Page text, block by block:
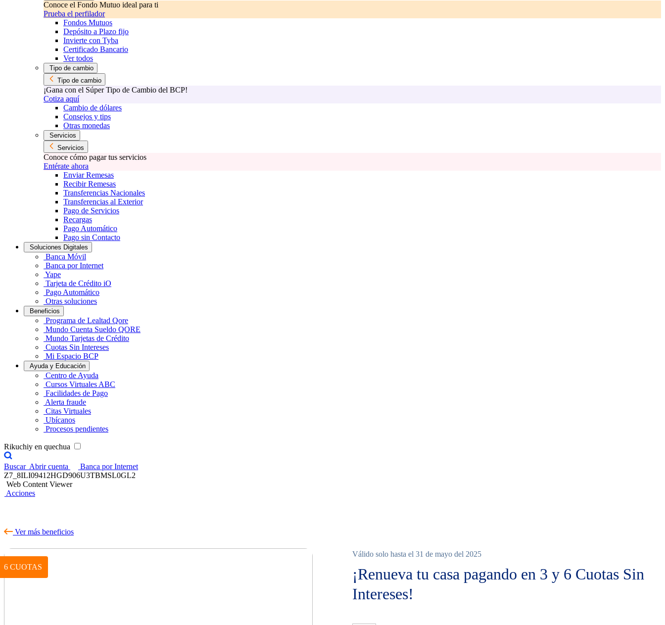
Conoce el Fondo Mutuo ideal para ti
Prueba el perfilador
Fondos Mutuos
Depósito a Plazo fijo
Invierte con Tyba
Certificado Bancario
Ver todos
Tipo de cambio
Tipo de cambio
¡Gana con el Súper Tipo de Cambio del BCP!
Cotiza aquí
Cambio de dólares
Consejos y tips
Otras monedas
Servicios
Servicios
Conoce cómo pagar tus servicios
Entérate ahora
Enviar Remesas
Recibir Remesas
Transferencias Nacionales
Transferencias al Exterior
Pago de Servicios
Recargas
Pago Automático
Pago sin Contacto
Soluciones Digitales
Banca Móvil
Banca por Internet
Yape
Tarjeta de Crédito iO
Pago Automático
Otras soluciones
Beneficios
Programa de Lealtad Qore
Mundo Cuenta Sueldo QORE
Mundo Tarjetas de Crédito
Cuotas Sin Intereses
Mi Espacio BCP
Ayuda y Educación
Centro de Ayuda
Cursos Virtuales ABC
Facilidades de Pago
Alerta fraude
Citas Virtuales
Ubícanos
Procesos pendientes
Rikuchiy en quechua
Buscar Abrir cuenta
Banca por Internet
Z7_8ILI09412HGD906U3TBMSL0GL2
Web Content Viewer
Acciones
Ver más beneficios
6 CUOTAS
Válido solo hasta el 31 de mayo del 2025
¡Renueva tu casa pagando en 3 y 6 Cuotas Sin
Intereses!